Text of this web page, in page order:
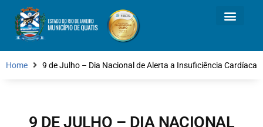
Home 9 de Julho – Dia Nacional de Alerta a Insuficiência Cardíaca
9 DE JULHO – DIA NACIONAL